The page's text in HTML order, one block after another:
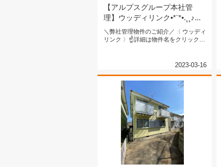
【アルプスグループ本社管
理】ウッディリンク•*¨*•.¸¸♪...
＼弊社管理物件のご紹介／〈 ウッディ
リンク 〉☝詳細は物件名をクリック☝
2023-03-16